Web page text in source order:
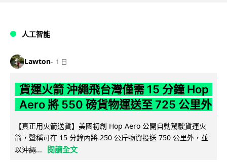
人工智能
Lawton 1 日
貨運火箭 沖繩飛台灣僅需 15 分鐘 Hop
Aero 將 550 磅貨物運送至 725 公里外
【真正用火箭送貨】美國初創 Hop Aero 公開自動駕駛貨運火
箭，聲稱可在 15 分鐘內將 250 公斤物資投送 750 公里外，並
以沖繩...
閱讀全文